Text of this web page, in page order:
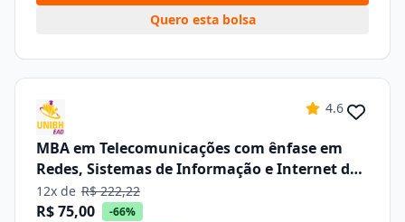
Quero esta bolsa
4.6
MBA em Telecomunicações com ênfase em
Redes, Sistemas de Informação e Internet das
Coisas – Iot
12x de R$ 222,22
R$ 75,00 -66%